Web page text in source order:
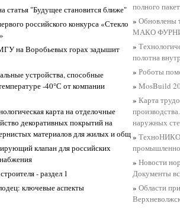
статья "Будущее становится ближе"
российского конкурса «Стекло
на Воробьевых горах задышит
устройства, способные
-40°С от компании
карта на отделочные
декоративных покрытий на
материалов для жилых и общ
клапан для российских
- раздел 1
ключевые аспекты
полного
»Обновлены
МАКО
»
полотна
»Роботы
»MosBuild
»Карта
наружных
»
»Новости
Документы
»Области